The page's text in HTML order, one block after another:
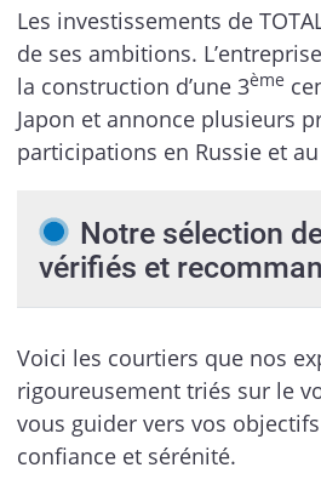
Les investissements de
de ses ambitions.
la construction d’une 3ème
Japon et annonce plusieurs
participations en Russie et
Notre sélection
vérifiés et
Voici les courtiers que nos
rigoureusement triés sur le
vous guider vers vos
confiance et sérénité.